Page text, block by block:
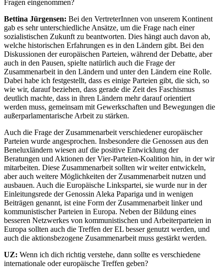
Fragen eingenommen?
Bettina Jürgensen: Bei den VertreterInnen von unserem Kontinent
gab es sehr unterschiedliche Ansätze, um die Frage nach einer
sozialistischen Zukunft zu beantworten. Dies hängt auch davon ab,
welche historischen Erfahrungen es in den Ländern gibt. Bei den
Diskussionen der europäischen Parteien, während der Debatte, aber
auch in den Pausen, spielte natürlich auch die Frage der
Zusammenarbeit in den Ländern und unter den Ländern eine Rolle.
Dabei habe ich festgestellt, dass es einige Parteien gibt, die sich, so
wie wir, darauf beziehen, dass gerade die Zeit des Faschismus
deutlich machte, dass in ihren Ländern mehr darauf orientiert
werden muss, gemeinsam mit Gewerkschaften und Bewegungen die
außerparlamentarische Arbeit zu stärken.
Auch die Frage der Zusammenarbeit verschiedener europäischer
Parteien wurde angesprochen. Insbesondere die Genossen aus den
Beneluxländern wiesen auf die positive Entwicklung der
Beratungen und Aktionen der Vier-Parteien-Koalition hin, in der wir
mitarbeiten. Diese Zusammenarbeit sollten wir weiter entwickeln,
aber auch weitere Möglichkeiten der Zusammenarbeit nutzen und
ausbauen. Auch die Europäische Linkspartei, sie wurde nur in der
Einleitungsrede der Genossin Aleka Papariga und in wenigen
Beiträgen genannt, ist eine Form der Zusammenarbeit linker und
kommunistischer Parteien in Europa. Neben der Bildung eines
besseren Netzwerkes von kommunistischen und Arbeiterparteien in
Europa sollten auch die Treffen der EL besser genutzt werden, und
auch die aktionsbezogene Zusammenarbeit muss gestärkt werden.
UZ: Wenn ich dich richtig verstehe, dann sollte es verschiedene
internationale oder europäische Treffen geben?